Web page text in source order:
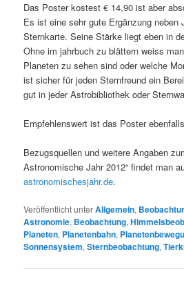
Das Poster kostest € 14,90 ist aber
Es ist eine sehr gute Ergänzung neben
Sternkarte. Seine Stärke liegt eben in
Ohne im jahrbuch zu blättern weiss
Planeten zu sehen sind oder welche
ist sicher für jeden Sternfreund ein
gut in jeder Astrobibliothek oder
Empfehlenswert ist das Poster
Bezugsquellen und weitere Angaben
Astronomische Jahr 2012“ findet man
astronomischesjahr.de.
Veröffentlicht unterAllgemein,
Astronomie, Beobachtung,
Planeten, Planetenbahn,
Sonnensystem,Sternbeobachtung,